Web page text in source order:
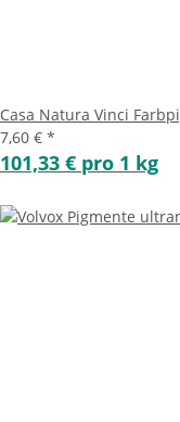
Casa Natura Vinci
7,60 € *
101,33 € pro 1 kg